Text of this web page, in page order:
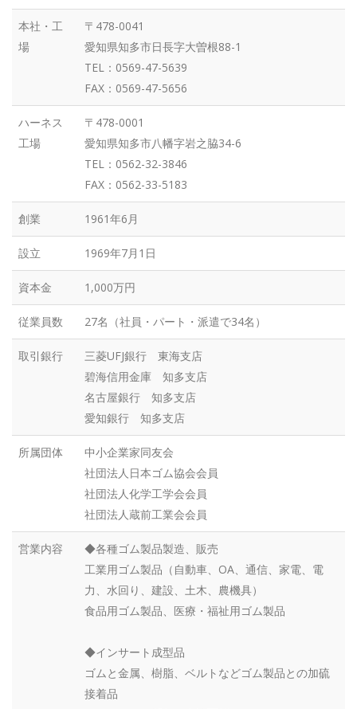
本社・工
場
〒478-0041
愛知県知多市日長字大曽根88-1
TEL：0569-47-5639
FAX：0569-47-5656
ハーネス
工場
〒478-0001
愛知県知多市八幡字岩之脇34-6
TEL：0562-32-3846
FAX：0562-33-5183
創業 1961年6月
設立 1969年7月1日
資本金 1,000万円
従業員数 27名（社員・パート・派遣で34名）
取引銀行
三菱UFJ銀行 東海支店
碧海信用金庫 知多支店
名古屋銀行 知多支店
愛知銀行 知多支店
所属団体
中小企業家同友会
社団法人日本ゴム協会会員
社団法人化学工学会会員
社団法人蔵前工業会会員
営業内容
◆各種ゴム製品製造、販売
工業用ゴム製品（自動車、OA、通信、家電、電
力、水回り、建設、土木、農機具）
食品用ゴム製品、医療・福祉用ゴム製品
◆インサート成型品
ゴムと金属、樹脂、ベルトなどゴム製品との加硫
接着品